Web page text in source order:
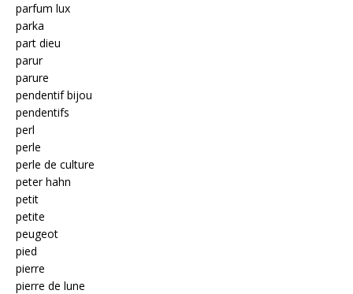
parfum lux
parka
part dieu
parur
parure
pendentif bijou
pendentifs
perl
perle
perle de culture
peter hahn
petit
petite
peugeot
pied
pierre
pierre de lune